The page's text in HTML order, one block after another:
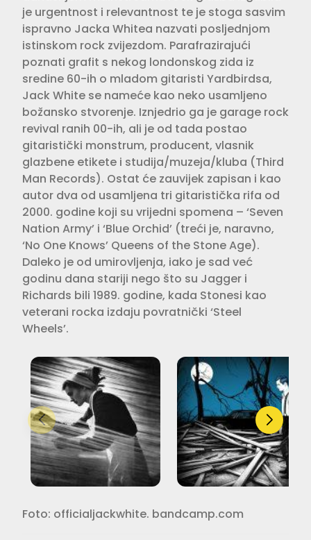
je urgentnost i relevantnost te je stoga sasvim
ispravno Jacka Whitea nazvati posljednjom
istinskom rock zvijezdom. Parafrazirajući
poznati gra­fit s nekog londonskog zida iz
sredine 60-ih o mladom gitaristi Yardbirdsa,
Jack White se nameće kao neko usa­mljeno
božansko stvorenje. Iznjedrio ga je garage rock
revival ranih 00-ih, ali je od tada postao
gitaristički mon­strum, producent, vlasnik
glazbene etikete i studija/muzeja/kluba (Third
Man Records). Ostat će zauvijek zapi­san i kao
autor dva od usamljena tri gitaristička rifa od
2000. godine koji su vrijedni spomena – ‘Seven
Nation Army’ i ‘Blue Orchid’ (treći je, naravno,
‘No One Knows’ Queens of the Stone Age).
Daleko je od umirovljenja, iako je sad već
godinu dana stariji nego što su Jagger i
Richards bili 1989. godine, kada Stonesi kao
veterani rocka izdaju povratnički ‘Steel
Wheels’.
Foto: officialjackwhite. bandcamp.com